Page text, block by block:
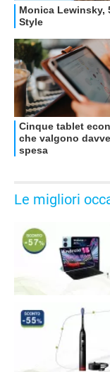
OFFERTE
Le migliori